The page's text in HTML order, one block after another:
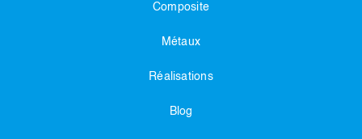
Composite
Métaux
Réalisations
Blog